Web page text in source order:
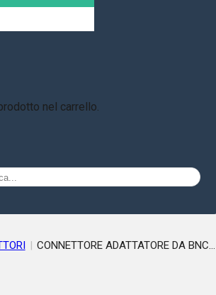
nel carrello.
| CONNETTORE ADATTATORE DA BNC